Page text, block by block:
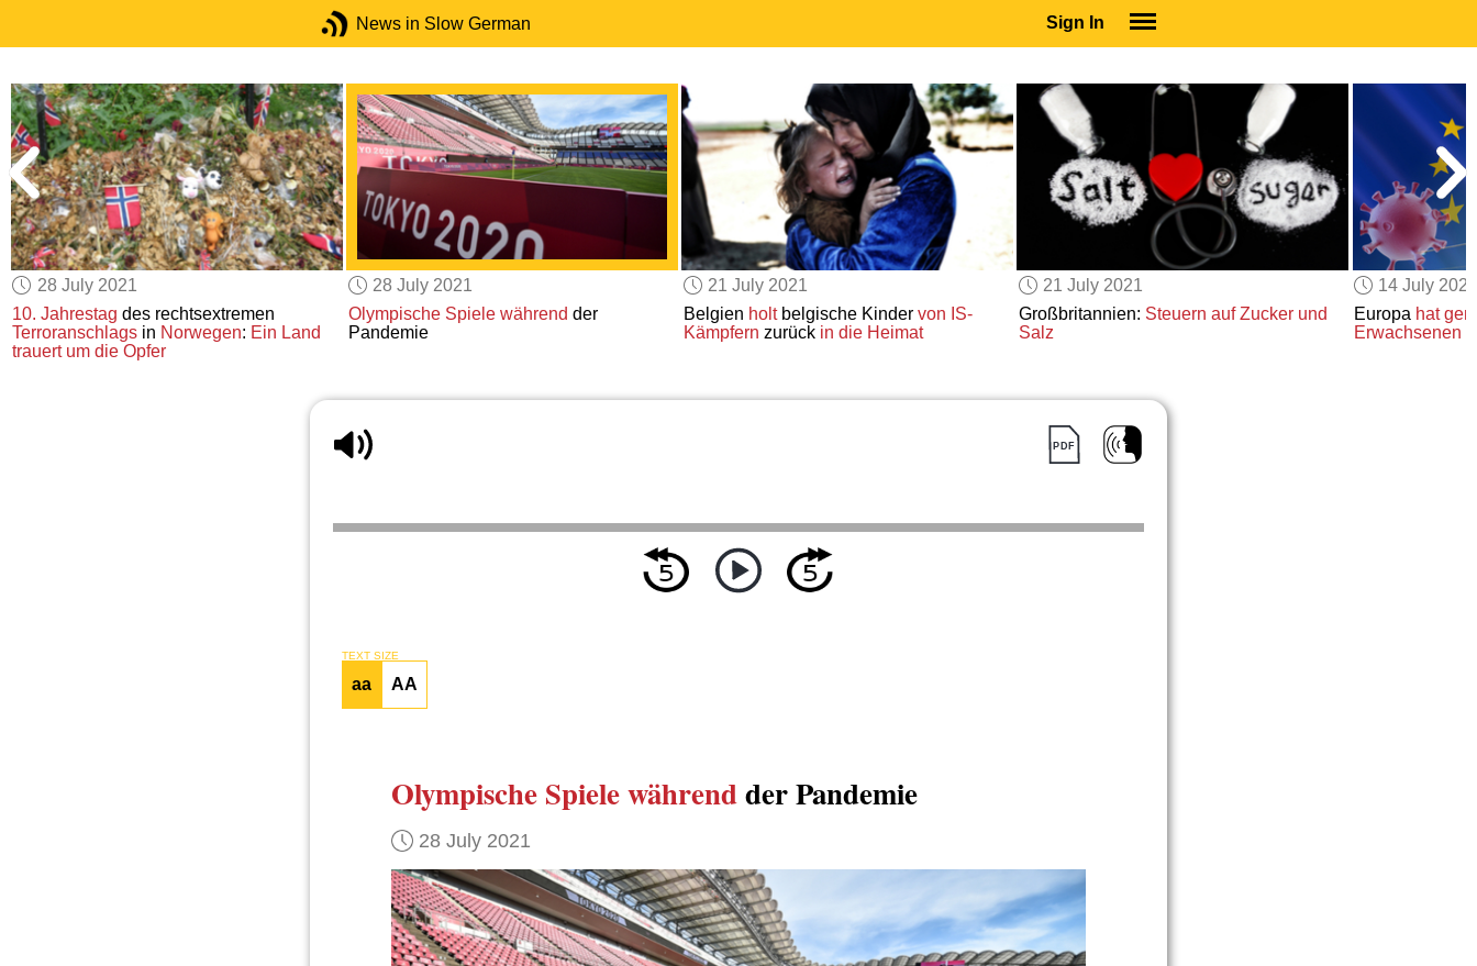
News in Slow German Sign In
SUBSCRIBE
EDUCATIONAL LICENSES
GIFT CARDS
OTHER LANGUAGES
ABOUT US
ALEXA
ADJUST COLORS
28 July 2021
10. Jahrestag des rechtsextremen
Terroranschlags in Norwegen: Ein Land
trauert um die Opfer
28 July 2021
Olympische Spiele während der
Pandemie
21 July 2021
Belgien holtbelgische Kinder von IS-
Kämpfern zurück in die Heimat
21 July 2021
Großbritannien: Steuern auf Zucker und
Salz
14 July
Europa hat
Erwachsenen
TEXT SIZE
aa AA
Olympische Spielewährendder Pandemie
28 July 2021